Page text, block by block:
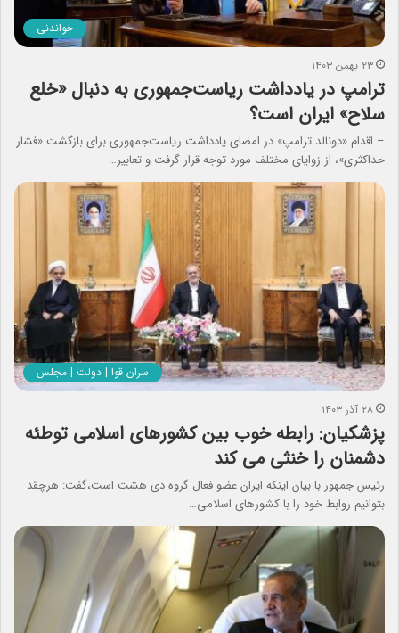
خواندنی
۲۳ بهمن ۱۴۰۳
ترامپ در یادداشت ریاست‌جمهوری‌ به دنبال «خلع
سلاح» ایران است؟
– اقدام «دونالد ترامپ» در امضای یادداشت ریاست‌جمهوری برای بازگشت «فشار
حداکثری»، از زوایای مختلف مورد توجه قرار گرفت و تعابیر…
سران قوا | دولت | مجلس
۲۸ آذر ۱۴۰۳
پزشکیان: رابطه خوب بین کشورهای اسلامی توطئه
دشمنان را خنثی می کند
رئیس جمهور با بیان اینکه ایران عضو فعال گروه دی هشت است،گفت: هرچقد
بتوانیم روابط خود را با کشورهای اسلامی…